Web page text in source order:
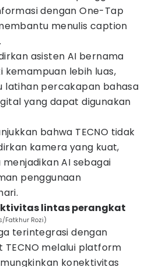
dengan One-Tap
menulis caption
asisten AI bernama
kemampuan lebih luas,
latihan percakapan bahasa
yang dapat digunakan
bahwa TECNO tidak
kamera yang kuat,
AI sebagai
penggunaan
lintas perangkat
Fatkhur Rozi)
terintegrasi dengan
melalui platform
konektivitas